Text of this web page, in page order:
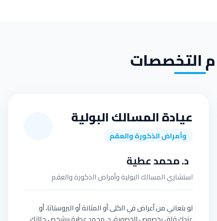
التخصصات
عيادة المسالك البولية
وأمراض الذكورة والعقم
د. محمد عطية
استشاري المسالك البولية وأمراض الذكورة والعقم
لو بتعاني من أعراض في الكلى أو المثانة أو البروستاتا، أو